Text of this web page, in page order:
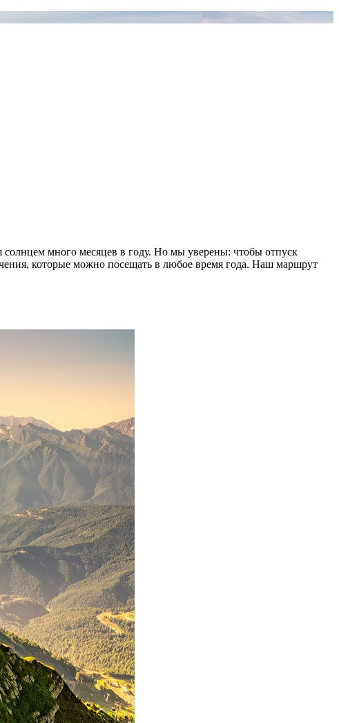
много месяцев в году. Но мы уверены: чтобы отпуск
которые можно посещать в любое время года. Наш маршрут